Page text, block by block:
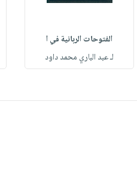
الفتوحات الربانية في ا
لـ عبد الباري محمد داود